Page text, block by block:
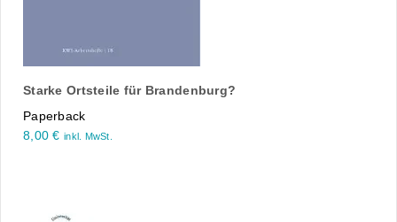
Starke Ortsteile für Brandenburg?
Paperback
8,00€ inkl. MwSt.